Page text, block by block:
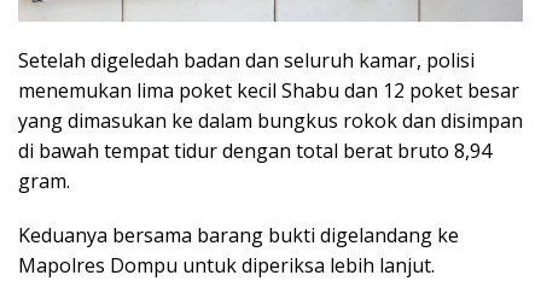
Setelah digeledah badan dan seluruh kamar, polisi
menemukan lima poket kecil Shabu dan 12 poket besar
yang dimasukan ke dalam bungkus rokok dan disimpan
di bawah tempat tidur dengan total berat bruto 8,94
gram.
Keduanya bersama barang bukti digelandang ke
Mapolres Dompu untuk diperiksa lebih lanjut.